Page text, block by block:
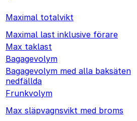
Maximal totalvikt
Maximal last inklusive förare
Max taklast
Bagagevolym
Bagagevolym med alla baksäten
nedfällda
Frunkvolym
Max släpvagnsvikt med broms